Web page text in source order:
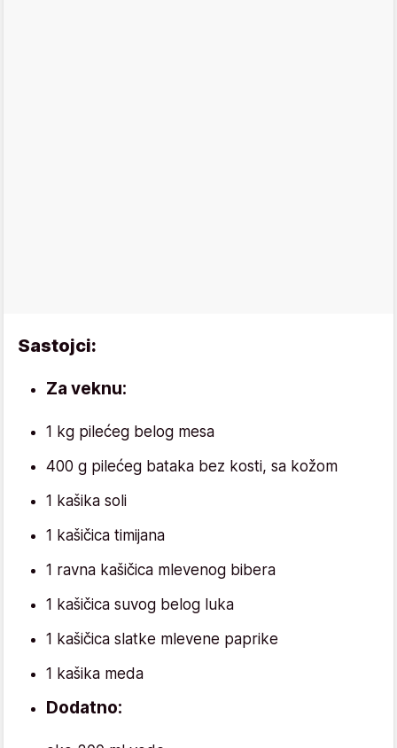
Sastojci:
Za veknu:
1 kg pilećeg belog mesa
400 g pilećeg bataka bez kosti, sa kožom
1 kašika soli
1 kašičica timijana
1 ravna kašičica mlevenog bibera
1 kašičica suvog belog luka
1 kašičica slatke mlevene paprike
1 kašika meda
Dodatno: